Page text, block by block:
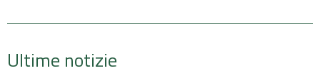
Ultime notizie